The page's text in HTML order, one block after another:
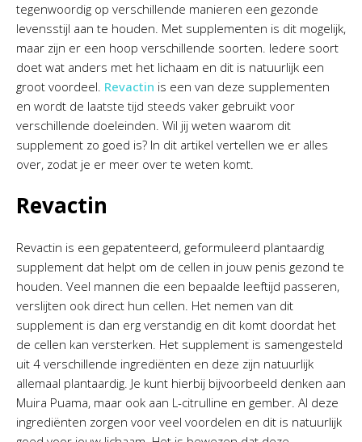
tegenwoordig op verschillende manieren een gezonde
levensstijl aan te houden. Met supplementen is dit mogelijk,
maar zijn er een hoop verschillende soorten. Iedere soort
doet wat anders met het lichaam en dit is natuurlijk een
groot voordeel. Revactin is een van deze supplementen
en wordt de laatste tijd steeds vaker gebruikt voor
verschillende doeleinden. Wil jij weten waarom dit
supplement zo goed is? In dit artikel vertellen we er alles
over, zodat je er meer over te weten komt.
Revactin
Revactin is een gepatenteerd, geformuleerd plantaardig
supplement dat helpt om de cellen in jouw penis gezond te
houden. Veel mannen die een bepaalde leeftijd passeren,
verslijten ook direct hun cellen. Het nemen van dit
supplement is dan erg verstandig en dit komt doordat het
de cellen kan versterken. Het supplement is samengesteld
uit 4 verschillende ingrediënten en deze zijn natuurlijk
allemaal plantaardig. Je kunt hierbij bijvoorbeeld denken aan
Muira Puama, maar ook aan L-citrulline en gember. Al deze
ingrediënten zorgen voor veel voordelen en dit is natuurlijk